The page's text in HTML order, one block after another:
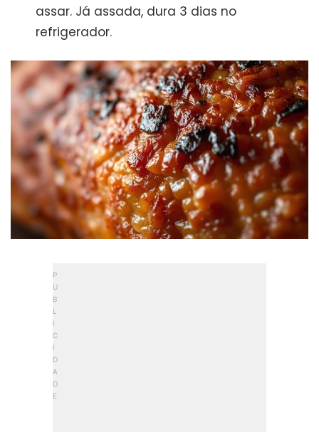
assar. Já assada, dura 3 dias no
refrigerador.